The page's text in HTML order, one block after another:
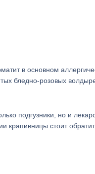
в основном
бледно-розовых
подгузники, но и
крапивницы стоит